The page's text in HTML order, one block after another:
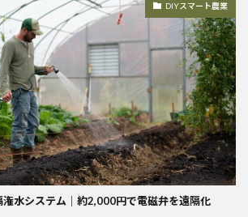
DIYスマート農業
水システム｜約2,000円で電磁弁を遠隔化